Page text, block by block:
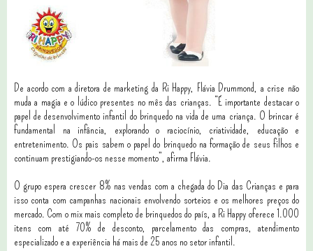
De acordo com a diretora de marketing da Ri Happy, Flávia Drummond, a crise não
muda a magia e o lúdico presentes no mês das crianças. “É importante destacar o
papel de desenvolvimento infantil do brinquedo na vida de uma criança. O brincar é
fundamental na infância, explorando o raciocínio, criatividade, educação e
entretenimento. Os pais sabem o papel do brinquedo na formação de seus filhos e
continuam prestigiando-os nesse momento”, afirma Flávia.
O grupo espera crescer 8% nas vendas com a chegada do Dia das Crianças e para
isso conta com campanhas nacionais envolvendo sorteios e os melhores preços do
mercado. Com o mix mais completo de brinquedos do país, a Ri Happy oferece 1.000
itens com até 70% de desconto, parcelamento das compras, atendimento
especializado e a experiência há mais de 25 anos no setor infantil.